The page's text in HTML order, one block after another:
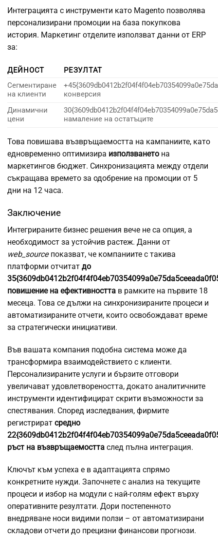
Интеграцията с инструменти като Magento позволява
персонализирани промоции на база покупкова
история. Маркетинг отделите използват данни от ERP
за:
ДЕЙНОСТ
РЕЗУЛТАТ
Сегментиране
на клиенти
конверсия
Динамични
цени
намаление на остатъците
Това повишава възвръщаемостта на кампаниите, като
едновременно оптимизира използването на
маркетингов бюджет. Синхронизацията между отдели
съкращава времето за одобрение на промоции от 5
дни на 12 часа.
Заключение
Интегрираните бизнес решения вече не са опция, а
необходимост за устойчив растеж. Данни от
web_sourceпоказват, че компаниите с такива
платформи отчитат до
повишение на ефективността в рамките на първите 18
месеца. Това се дължи на синхронизираните процеси и
автоматизираните отчети, които освобождават време
за стратегически инициативи.
Във вашата компания подобна система може да
трансформира взаимодействието с клиенти.
Персонализираните услуги и бързите отговори
увеличават удовлетвореността, докато аналитичните
инструменти идентифицират скрити възможности за
спестявания. Според изследвания, фирмите
регистрират средно
ръст на възвръщаемостта след пълна интеграция.
Ключът към успеха е в адаптацията спрямо
конкретните нужди. Започнете с анализ на текущите
процеси и избор на модули с най-голям ефект върху
оперативните резултати. Дори постепенното
внедряване носи видими ползи – от автоматизирани
складови отчети до прецизни финансови прогнози.